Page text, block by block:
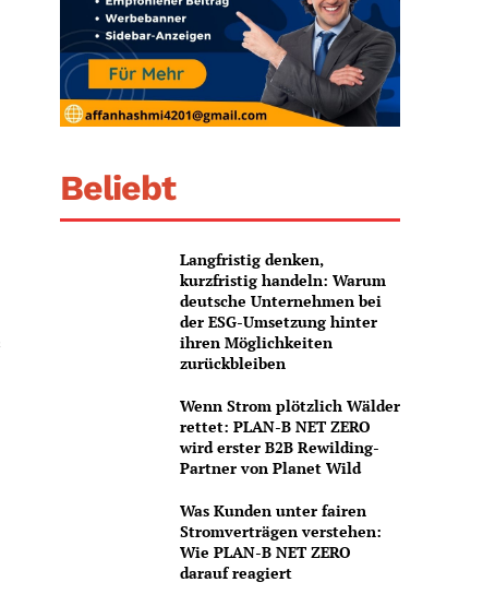
Beliebt
Langfristig denken,
kurzfristig handeln: Warum
deutsche Unternehmen bei
der ESG-Umsetzung hinter
ihren Möglichkeiten
zurückbleiben
Wenn Strom plötzlich Wälder
rettet: PLAN-B NET ZERO
wird erster B2B Rewilding-
Partner von Planet Wild
Was Kunden unter fairen
Stromverträgen verstehen:
Wie PLAN-B NET ZERO
darauf reagiert